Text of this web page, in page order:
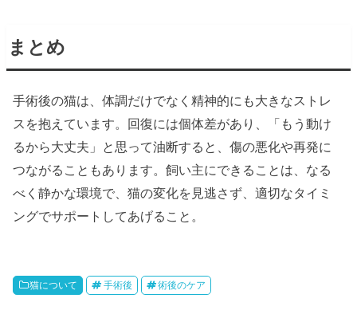
まとめ
手術後の猫は、体調だけでなく精神的にも大きなストレ
スを抱えています。回復には個体差があり、「もう動け
るから大丈夫」と思って油断すると、傷の悪化や再発に
つながることもあります。飼い主にできることは、なる
べく静かな環境で、猫の変化を見逃さず、適切なタイミ
ングでサポートしてあげること。
猫について 手術後 術後のケア